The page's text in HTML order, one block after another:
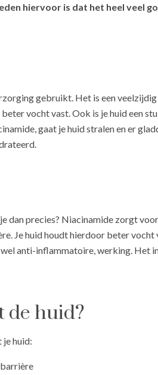
hiervoor is dat het heel veel
gebruikt. Het is een
vocht vast. Ook is je huid een
gaat je huid stralen en er
precies? Niacinamide zorgt
Je huid houdt hierdoor beter
anti-inflammatoire, werking. Het
de huid?
huid: